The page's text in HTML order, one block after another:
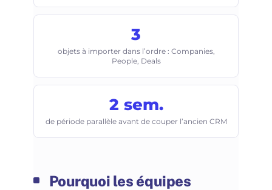
3
objets à importer dans l’ordre : Companies,
People, Deals
2 sem.
de période parallèle avant de couper l’ancien CRM
Pourquoi les équipes